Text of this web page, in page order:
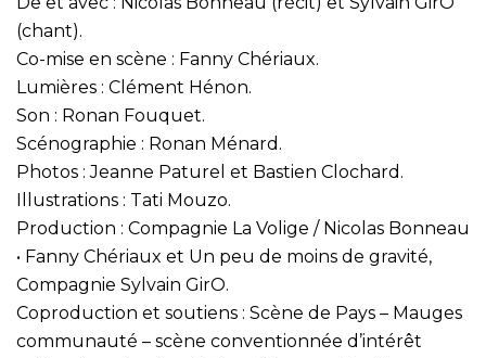
(chant).
Co-mise en scène : Fanny Chériaux.
Lumières : Clément Hénon.
Son : Ronan Fouquet.
Scénographie : Ronan Ménard.
Photos : Jeanne Paturel et Bastien Clochard.
Illustrations : Tati Mouzo.
Production : Compagnie La Volige / Nicolas Bonneau
• Fanny Chériaux et Un peu de moins de gravité,
Compagnie Sylvain GirO.
Coproduction et soutiens : Scène de Pays – Mauges
communauté – scène conventionnée d’intérêt